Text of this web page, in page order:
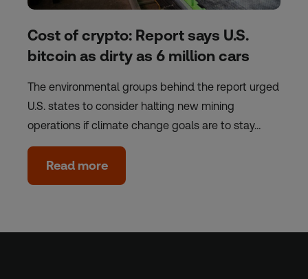
Cost of crypto: Report says U.S.
bitcoin as dirty as 6 million cars
The environmental groups behind the report urged
U.S. states to consider halting new mining
operations if climate change goals are to stay…
Read more